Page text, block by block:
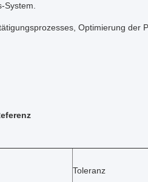
Optimierung der
Toleranz